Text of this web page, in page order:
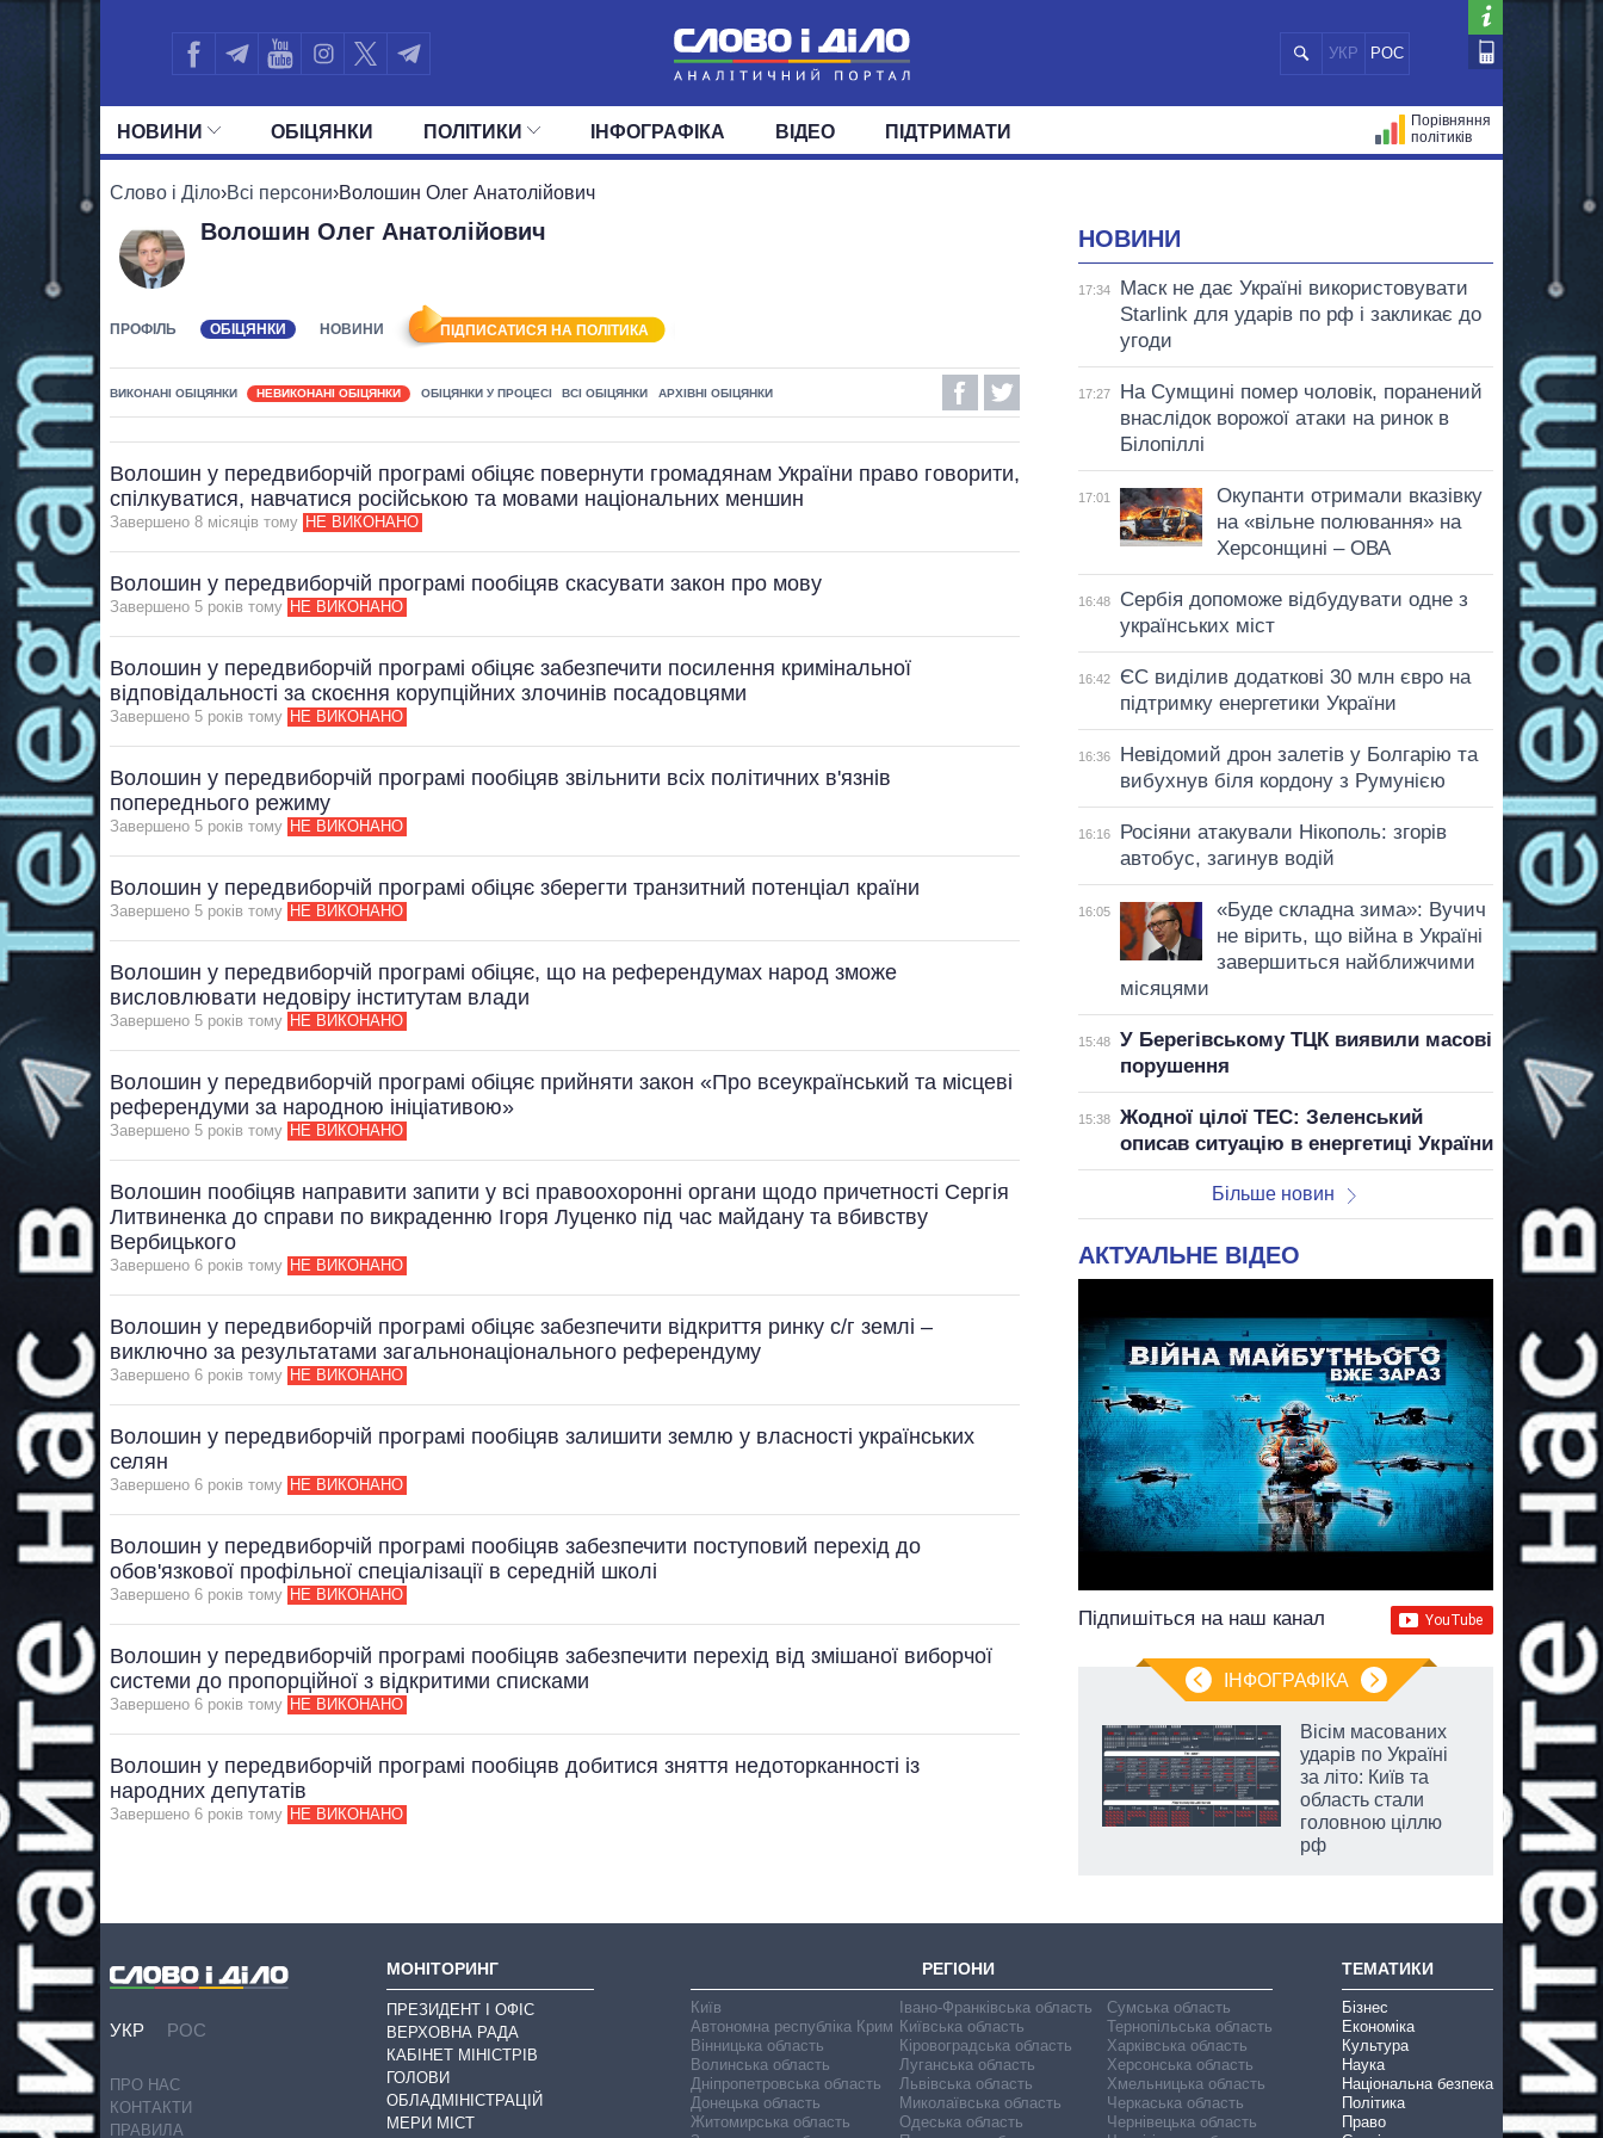
УКР РОС
НОВИНИ
СТРІЧКА
ОБIЦЯНКИ ПОЛIТИКИ
УСІ ПОЛІТИКИ ПРЕЗИДЕНТ І ОФІС ВЕРХОВНА РАДА
ІНФОГРАФІКА ВІДЕО ПІДТРИМАТИ
Порівняння
політиків
Слово і Діло›Всі персони›Волошин Олег Анатолійович
Волошин Олег Анатолійович
ПРОФІЛЬ ОБІЦЯНКИ НОВИНИ ПІДПИСАТИСЯ НА ПОЛІТИКА
ВИКОНАНІ ОБІЦЯНКИ НЕВИКОНАНІ ОБІЦЯНКИ ОБІЦЯНКИ У ПРОЦЕСІ ВСІ ОБІЦЯНКИ АРХІВНІ ОБІЦЯНКИ
Волошин у передвиборчій програмі обіцяє повернути громадянам України право говорити,
спілкуватися, навчатися російською та мовами національних меншин
Завершено 8 мiсяцiв тому НЕ ВИКОНАНО
Волошин у передвиборчій програмі пообіцяв скасувати закон про мову
Завершено 5 рокiв тому НЕ ВИКОНАНО
Волошин у передвиборчій програмі обіцяє забезпечити посилення кримінальної
відповідальності за скоєння корупційних злочинів посадовцями
Завершено 5 рокiв тому НЕ ВИКОНАНО
Волошин у передвиборчій програмі пообіцяв звільнити всіх політичних в'язнів
попереднього режиму
Завершено 5 рокiв тому НЕ ВИКОНАНО
Волошин у передвиборчій програмі обіцяє зберегти транзитний потенціал країни
Завершено 5 рокiв тому НЕ ВИКОНАНО
Волошин у передвиборчій програмі обіцяє, що на референдумах народ зможе
висловлювати недовіру інститутам влади
Завершено 5 рокiв тому НЕ ВИКОНАНО
Волошин у передвиборчій програмі обіцяє прийняти закон «Про всеукраїнський та місцеві
референдуми за народною ініціативою»
Завершено 5 рокiв тому НЕ ВИКОНАНО
Волошин пообіцяв направити запити у всі правоохоронні органи щодо причетності Сергія
Литвиненка до справи по викраденню Ігоря Луценко під час майдану та вбивству
Вербицького
Завершено 6 рокiв тому НЕ ВИКОНАНО
Волошин у передвиборчій програмі обіцяє забезпечити відкриття ринку с/г землі –
виключно за результатами загальнонаціонального референдуму
Завершено 6 рокiв тому НЕ ВИКОНАНО
Волошин у передвиборчій програмі пообіцяв залишити землю у власності українських
селян
Завершено 6 рокiв тому НЕ ВИКОНАНО
Волошин у передвиборчій програмі пообіцяв забезпечити поступовий перехід до
обов'язкової профільної спеціалізації в середній школі
Завершено 6 рокiв тому НЕ ВИКОНАНО
Волошин у передвиборчій програмі пообіцяв забезпечити перехід від змішаної виборчої
системи до пропорційної з відкритими списками
Завершено 6 рокiв тому НЕ ВИКОНАНО
Волошин у передвиборчій програмі пообіцяв добитися зняття недоторканності із
народних депутатів
Завершено 6 рокiв тому НЕ ВИКОНАНО
НОВИНИ
17:34
Маск не дає Україні використовувати
Starlink для ударів по рф і закликає до
угоди
17:27
На Сумщині помер чоловік, поранений
внаслідок ворожої атаки на ринок в
Білопіллі
17:01
Окупанти отримали вказівку
на «вільне полювання» на
Херсонщині – ОВА
16:48
Сербія допоможе відбудувати одне з
українських міст
16:42
ЄС виділив додаткові 30 млн євро на
підтримку енергетики України
16:36
Невідомий дрон залетів у Болгарію та
вибухнув біля кордону з Румунією
16:16
Росіяни атакували Нікополь: згорів
автобус, загинув водій
16:05
«Буде складна зима»: Вучич
не вірить, що війна в Україні
завершиться найближчими
місяцями
15:48
У Берегівському ТЦК виявили масові
порушення
15:38
Жодної цілої ТЕС: Зеленський
описав ситуацію в енергетиці України
Більше новин
АКТУАЛЬНЕ ВІДЕО
Підпишіться на наш канал
ІНФОГРАФІКА
Дефіцит пам’яті:
як зріс попит на
чипи за останні
Вісім масованих
ударів по Україні
за літо: Київ та
область стали
головною ціллю
рф
УКР РОС
ПРО НАС
КОНТАКТИ
ПРАВИЛА
МОНІТОРИНГ
ПРЕЗИДЕНТ І ОФІС
ВЕРХОВНА РАДА
КАБІНЕТ МІНІСТРІВ
ГОЛОВИ
ОБЛАДМІНІСТРАЦІЙ
МЕРИ МІСТ
РЕГІОНИ
Київ
Автономна республіка Крим
Вінницька область
Волинська область
Дніпропетровська область
Донецька область
Житомирська область
Івано-Франківська область
Київська область
Кіровоградська область
Луганська область
Львівська область
Миколаївська область
Одеська область
Сумська область
Тернопільська область
Харківська область
Херсонська область
Хмельницька область
Черкаська область
Чернівецька область
ТЕМАТИКИ
Бізнес
Економіка
Культура
Наука
Національна безпека
Політика
Право